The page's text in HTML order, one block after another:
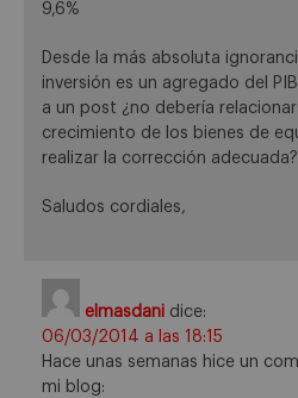
9,6%
Desde la más absoluta
inversión es un agregado del
a un post ¿no debería
crecimiento de los bienes de
realizar la corrección adecuada?
Saludos cordiales,
elmasdani dice:
06/03/2014 a las 18:15
Hace unas semanas hice un
mi blog: